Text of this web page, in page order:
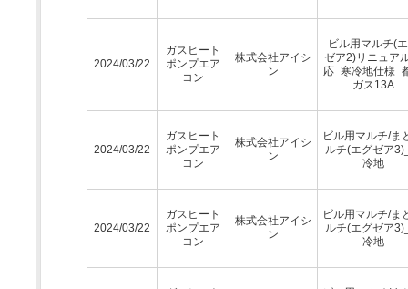
2024/03/22
ガスヒート
ポンプエア
コン
株式会社アイシ
ン
ビル用マルチ(
ゼア2)リニュア
応_寒冷地仕様_
ガス13A
2024/03/22
ガスヒート
ポンプエア
コン
株式会社アイシ
ン
ビル用マルチ/ま
ルチ(エグゼア
冷地
2024/03/22
ガスヒート
ポンプエア
コン
株式会社アイシ
ン
ビル用マルチ/ま
ルチ(エグゼア
冷地